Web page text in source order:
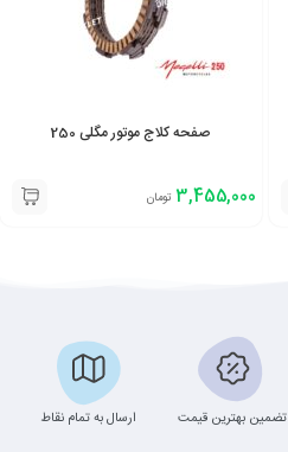
صفحه کلاج موتور مگلی 250
3,455,000 تومان
تضمین بهترین قیمت ارسال به تمام نقاط